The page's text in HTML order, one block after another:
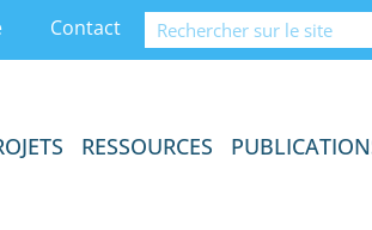
Contact
RESSOURCES